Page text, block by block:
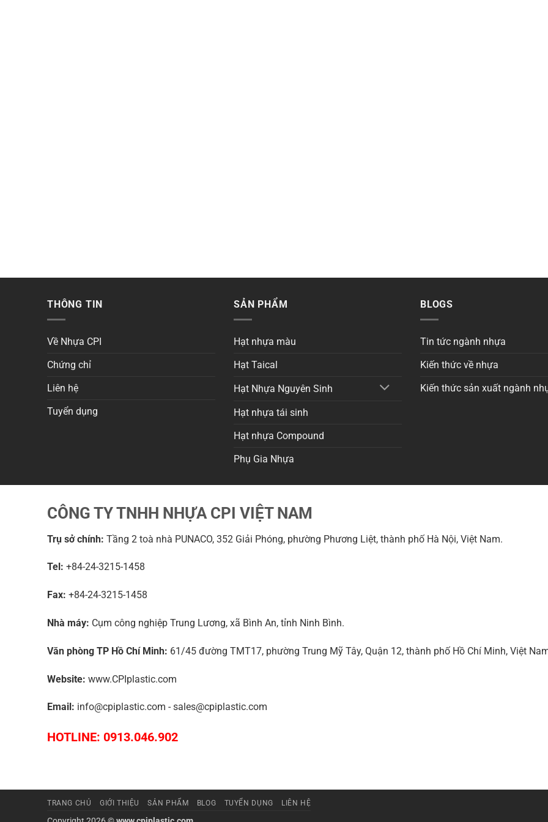
THÔNG TIN
Về Nhựa CPI
Chứng chỉ
Liên hệ
Tuyển dụng
SẢN PHẨM
Hạt nhựa màu
Hạt Taical
Hạt Nhựa Nguyên Sinh
Hạt nhựa tái sinh
Hạt nhựa Compound
Phụ Gia Nhựa
BLOGS
Tin tức ngành nhựa
Kiến thức về nhựa
Kiến thức sản xuất ngành
CÔNG TY TNHH NHỰA CPI VIỆT NAM
Trụ sở chính: Tầng 2 toà nhà PUNACO, 352 Giải Phóng, phường Phương Liệt, thành phố Hà Nội, Việt Nam.
Tel: +84-24-3215-1458
Fax: +84-24-3215-1458
Nhà máy: Cụm công nghiệp Trung Lương, xã Bình An, tỉnh Ninh Bình.
Văn phòng TP Hồ Chí Minh: 61/45 đường TMT17, phường Trung Mỹ Tây, Quận 12, thành phố Hồ Chí Minh, Việt
Website: www.CPIplastic.com
Email: info@cpiplastic.com - sales@cpiplastic.com
HOTLINE: 0913.046.902
TRANG CHỦ GIỚI THIỆU SẢN PHẨM BLOG TUYỂN DỤNG LIÊN HỆ